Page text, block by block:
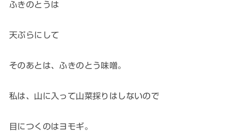
ふきのとうは
天ぷらにして
そのあとは、ふきのとう味噌。
私は、山に入って山菜採りはしないので
目につくのはヨモギ。